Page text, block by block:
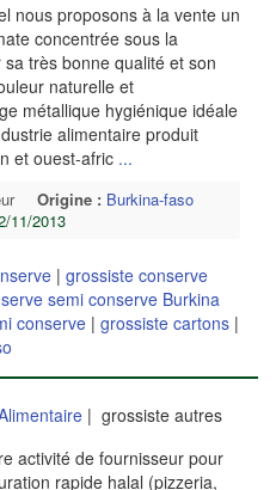
nous proposons à la vente un
concentrée sous la
très bonne qualité et son
naturelle et
métallique hygiénique idéale
alimentaire produit
et ouest-afric ...
Origine : Burkina-faso
11/2013
| grossiste conserve
semi conserve Burkina
conserve | grossiste cartons |
| grossiste autres
activité de fournisseur pour
rapide halal (pizzeria,